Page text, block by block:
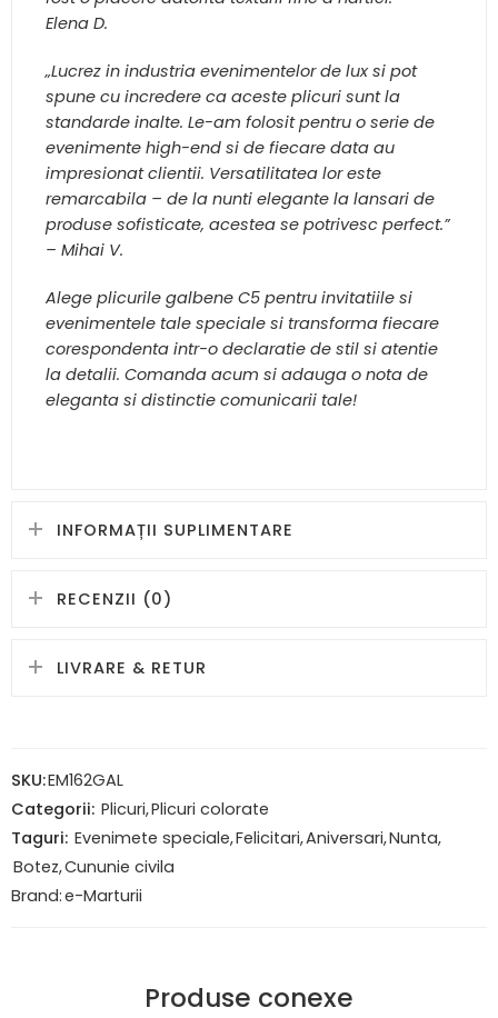
Elena D.
„Lucrez in industria evenimentelor de lux si pot
spune cu incredere ca aceste plicuri sunt la
standarde inalte. Le-am folosit pentru o serie de
evenimente high-end si de fiecare data au
impresionat clientii. Versatilitatea lor este
remarcabila – de la nunti elegante la lansari de
produse sofisticate, acestea se potrivesc perfect.”
– Mihai V.
Alege plicurile galbene C5 pentru invitatiile si
evenimentele tale speciale si transforma fiecare
corespondenta intr-o declaratie de stil si atentie
la detalii. Comanda acum si adauga o nota de
eleganta si distinctie comunicarii tale!
INFORMAȚII SUPLIMENTARE
RECENZII (0)
LIVRARE & RETUR
SKU:EM162GAL
Categorii: Plicuri,Plicuri colorate
Taguri: Evenimete speciale,Felicitari,Aniversari,Nunta,
Botez,Cununie civila
Brand:e-Marturii
Produse conexe